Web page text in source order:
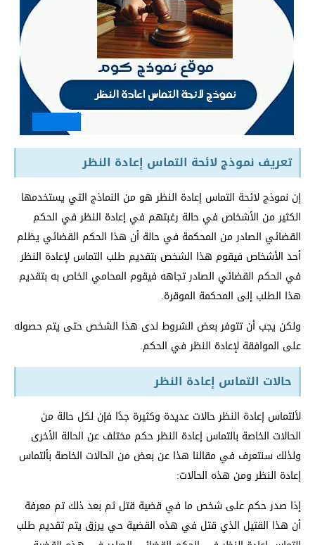
تعريف نموذج لائحة التماس إعادة النظر
إن نموذج لائحة التماس إعادة النظر هو من النماذج التي يستخدمها
الكثير من الأشخاص في حالة رغبتهم في إعادة النظر في الحكم
القضائي الصادر من المحكمة في حالة أن هذا الحكم القضائي يظلم
أحد الأشخاص فيقوم هذا الشخص بتقديم طلب التماس لإعادة النظر
في الحكم القضائي الصادر تجاهه فيقوم المحامي الخاص به بتقديم
هذا الطلب إلى المحكمة الموقرة.
ولكن يجب أن تتوفر بعض الشروط لدى هذا الشخص حتى يتم حصوله
على الموافقة لإعادة النظر في الحكم.
حالات التماس إعادة النظر
لألتماس إعادة النظر حالات عديدة وكثيرة جدًا فإن لكل حالة من
الحالات الخاصة بالتماس إعادة النظر حكم مختلف عن الحالة الأخرى
ولذلك سنتعرف في مقالنا هذا عن بعض من الحالات الخاصة بألتماس
إعادة النظر ومن هذه الحالات:
إذا صدر حكم على شخص ما في قضية قتل ثم بعد ذلك تم معرفة
أن هذا القتيل الذي قتل في هذه القضية حي يرزق يتم تقديم طلب